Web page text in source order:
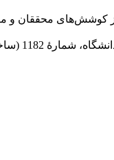
در سال 1372 ش به قصد
فروردین)، طبقۀ دوم